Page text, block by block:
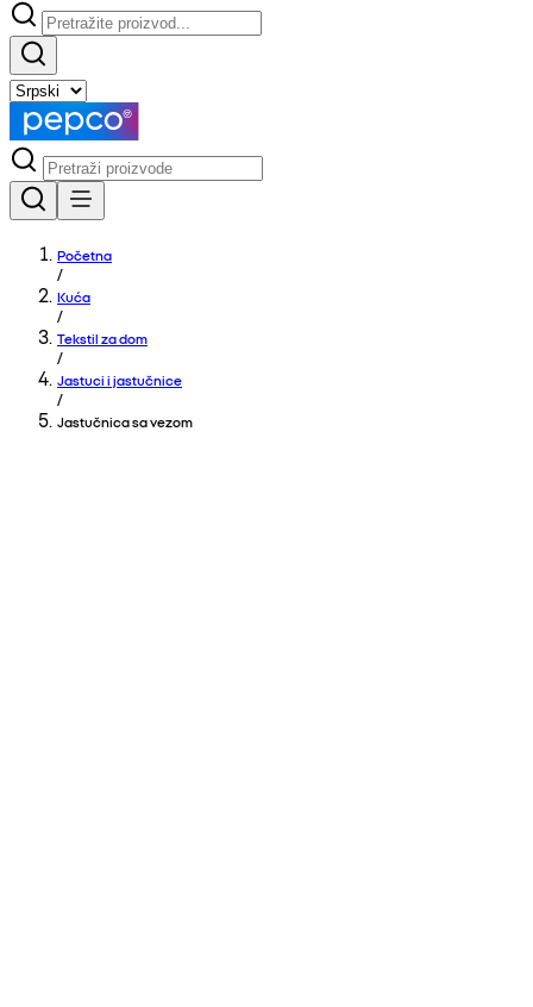
Početna
/
Kuća
/
Tekstil za dom
/
Jastuci i jastučnice
/
Jastučnica sa vezom